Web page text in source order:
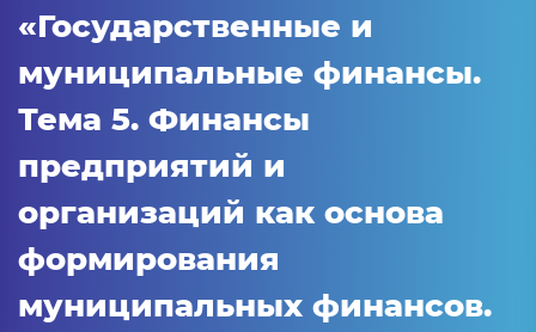
«Государственные и
муниципальные финансы.
Тема 5. Финансы
предприятий и
организаций как основа
формирования
муниципальных финансов.